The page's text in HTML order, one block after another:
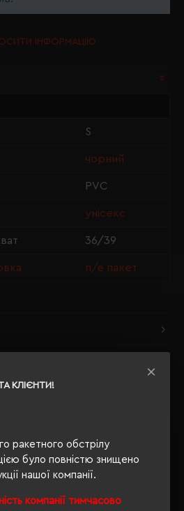
КЛІЄНТИ!
ракетного обстрілу
було повністю знищено
нашої компанії.
компанії тимчасово
ІНФОРМАЦІЮ
S
чорний
PVC
унісекс
36/39
п/е пакет